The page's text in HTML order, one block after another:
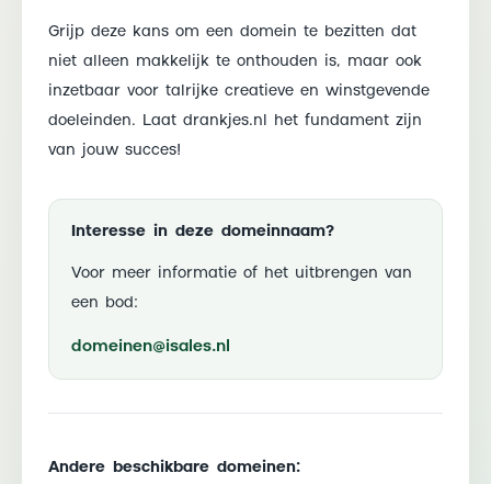
Grijp deze kans om een domein te bezitten dat
niet alleen makkelijk te onthouden is, maar ook
inzetbaar voor talrijke creatieve en winstgevende
doeleinden. Laat drankjes.nl het fundament zijn
van jouw succes!
Interesse in deze domeinnaam?
Voor meer informatie of het uitbrengen van
een bod:
domeinen@isales.nl
Andere beschikbare domeinen: